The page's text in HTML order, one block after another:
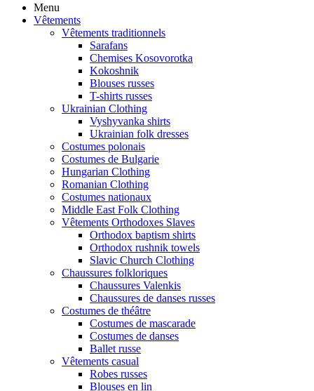
Menu
Vêtements
Vêtements traditionnels
Sarafans
Chemises Kosovorotka
Kokoshnik
Blouses russes
T-shirts russes
Ukrainian Clothing
Vyshyvanka shirts
Ukrainian folk dresses
Costumes polonais
Costumes de Bulgarie
Hungarian Clothing
Romanian Clothing
Costumes nationaux
Middle East Folk Clothing
Vêtements Orthodoxes Slaves
Orthodox baptism shirts
Orthodox rushnik towels
Slavic Church Clothing
Chaussures folkloriques
Chaussures Valenkis
Chaussures de danses russes
Costumes de théâtre
Costumes de mascarade
Costumes de danses
Ballet russe
Vêtements casual
Robes russes
Blouses en lin